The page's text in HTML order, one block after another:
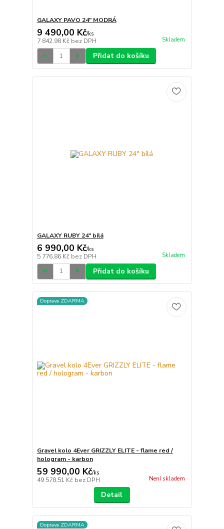
GALAXY PAVO 24" MODRÁ
9 490,00 Kč/ks
7 842,98 Kč bez DPH Skladem
Přidat do košíku
GALAXY RUBY 24" bílá
6 990,00 Kč/ks
5 776,86 Kč bez DPH Skladem
Přidat do košíku
Doprava ZDARMA
Gravel kolo 4Ever GRIZZLY ELITE - flame red /
hologram - karbon
59 990,00 Kč/ks
49 578,51 Kč bez DPH Není skladem
Detail
Doprava ZDARMA